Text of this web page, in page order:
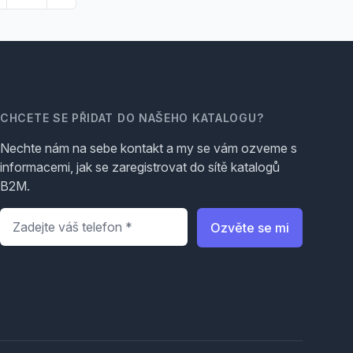
CHCETE SE PŘIDAT DO NAŠEHO KATALOGU?
Nechte nám na sebe kontakt a my se vám ozveme s
informacemi, jak se zaregistrovat do sítě katalogů
B2M.
Telefon
Ozvěte se mi